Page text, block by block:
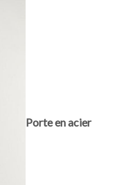
Porte en acier